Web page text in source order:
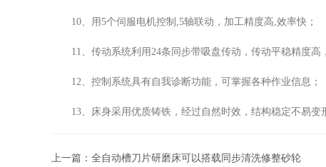
10、用5个伺服电机控制,5轴联动，加工精度高,效率快；
11、传动系统利用24条同步带吸盘传动，传动平稳精度高
12、控制系统具有自我诊断功能，可掌握各种作业信息；
13、床身采用优质铸铁，经过自然时效，结构稳定不易变
上一篇： 全自动槽刀片研磨床可以搭载同步清洗修整砂轮